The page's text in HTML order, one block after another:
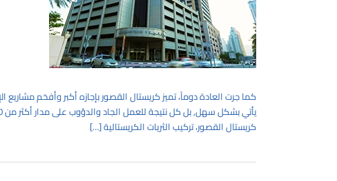
كما جرت العادة دوماً، تميز كريستال القصور بإجازه أكبر وأفخم
كريستال القصور، تركيب الثريات الكريستالية […]